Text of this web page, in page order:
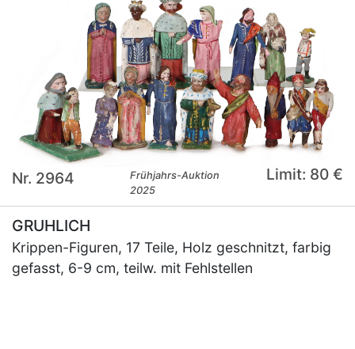
Nr. 2964
Frühjahrs-Auktion
2025
Limit: 80 €
GRUHLICH
Krippen-Figuren, 17 Teile, Holz geschnitzt, farbig
gefasst, 6-9 cm, teilw. mit Fehlstellen